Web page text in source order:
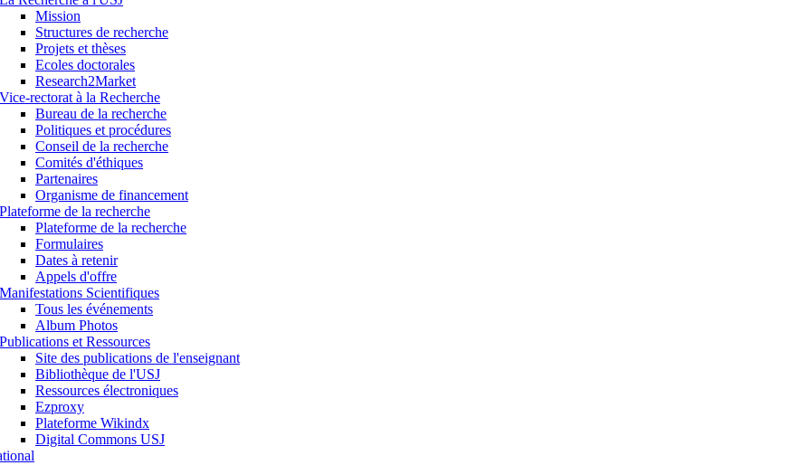
Mission
Structures de recherche
Projets et thèses
Ecoles doctorales
Research2Market
Vice-rectorat à la Recherche
Bureau de la recherche
Politiques et procédures
Conseil de la recherche
Comités d'éthiques
Partenaires
Organisme de financement
Plateforme de la recherche
Plateforme de la recherche
Formulaires
Dates à retenir
Appels d'offre
Manifestations Scientifiques
Tous les événements
Album Photos
Publications et Ressources
Site des publications de l'enseignant
Bibliothèque de l'USJ
Ressources électroniques
Ezproxy
Plateforme Wikindx
Digital Commons USJ